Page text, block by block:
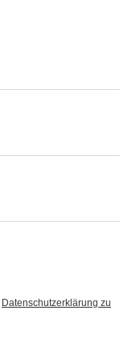
Datenschutzerklärung zu